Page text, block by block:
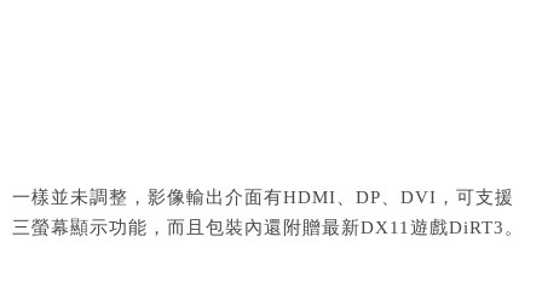
一樣並未調整，影像輸出介面有HDMI、DP、DVI，可支援
三螢幕顯示功能，而且包裝內還附贈最新DX11遊戲DiRT3。